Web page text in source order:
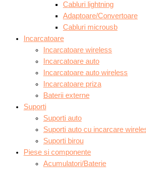
Cabluri lightning
Adaptoare/Convertoare
Cabluri microusb
Incarcatoare
Incarcatoare wireless
Incarcatoare auto
Incarcatoare auto wireless
Incarcatoare priza
Baterii externe
Suporti
Suporti auto
Suporti auto cu incarcare
Suporti birou
Piese si componente
Acumulatori/Baterie